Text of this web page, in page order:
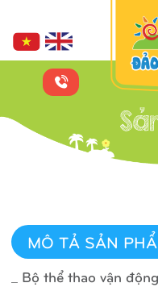
MÔ TẢ SẢN
_ Bộ thể thao vận